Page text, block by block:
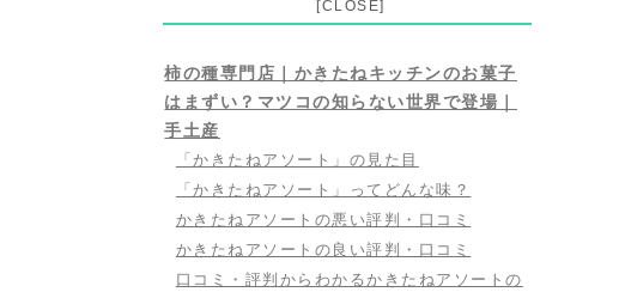
柿の種専門店｜かきたねキッチンのお菓子
はまずい？マツコの知らない世界で登場｜
手土産
「かきたねアソート」の見た目
「かきたねアソート」ってどんな味？
かきたねアソートの悪い評判・口コミ
かきたねアソートの良い評判・口コミ
口コミ・評判からわかるかきたねアソートの